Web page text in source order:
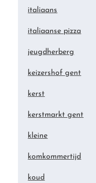
italiaans
italiaanse pizza
jeugdherberg
keizershof gent
kerst
kerstmarkt gent
kleine
komkommertijd
koud